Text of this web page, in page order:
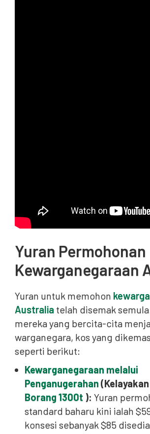
Yuran Permohonan
Kewarganegaraan
Yuran untuk memohon
Australia telah disemak
mereka yang bercita-cita
warganegara, kos yang
seperti berikut:
Kewarganegaraan melalui
Penganugerahan
Borang 1300t ): Yuran
standard baharu kini ialah
konsesi sebanyak $85